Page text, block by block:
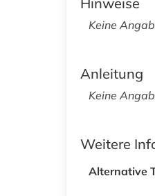
Keine
Anleitung
Keine
Weitere
Alternative